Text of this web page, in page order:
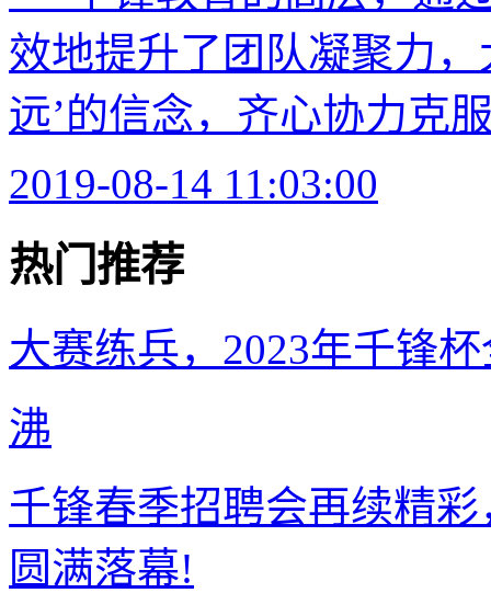
效地提升了团队凝聚力
远’的信念，齐心协力克
2019-08-14 11:03:00
热门推荐
大赛练兵，2023年千锋
沸
千锋春季招聘会再续精
圆满落幕!